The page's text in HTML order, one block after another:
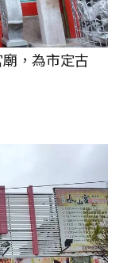
，為市定古